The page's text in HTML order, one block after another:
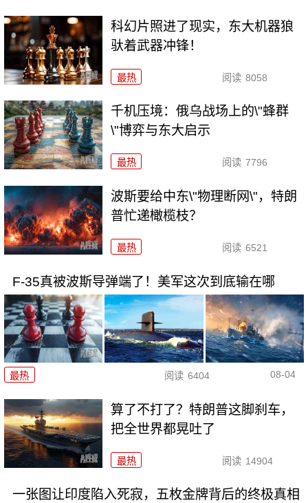
科幻片照进了现实，东大机器狼
驮着武器冲锋！
最热 阅读 8058
千机压境：俄乌战场上的\"蜂群
\"博弈与东大启示
最热 阅读 7796
波斯要给中东\"物理断网\"，特朗
普忙递橄榄枝？
最热 阅读 6521
F-35真被波斯导弹端了！美军这次到底输在哪
最热 阅读 6404 08-04
算了不打了？特朗普这脚刹车，
把全世界都晃吐了
最热 阅读 14904
一张图让印度陷入死寂，五枚金牌背后的终极真相